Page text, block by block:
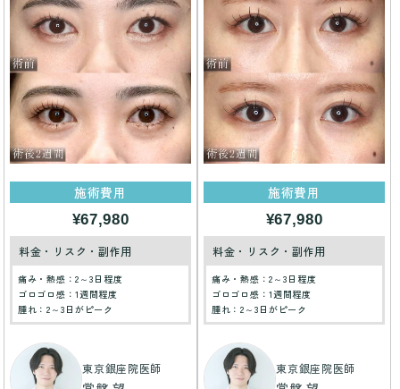
施術費用
¥67,980
料金・リスク・副作用
痛み・熱感：2～3日程度
ゴロゴロ感：1週間程度
腫れ：2～3日がピーク
東京銀座院医師
施術費用
¥67,980
料金・リスク・副作用
痛み・熱感：2～3日程度
ゴロゴロ感：1週間程度
腫れ：2～3日がピーク
東京銀座院医師